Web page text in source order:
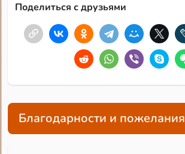
Поделиться с друзьями
Благодарности и пожелания